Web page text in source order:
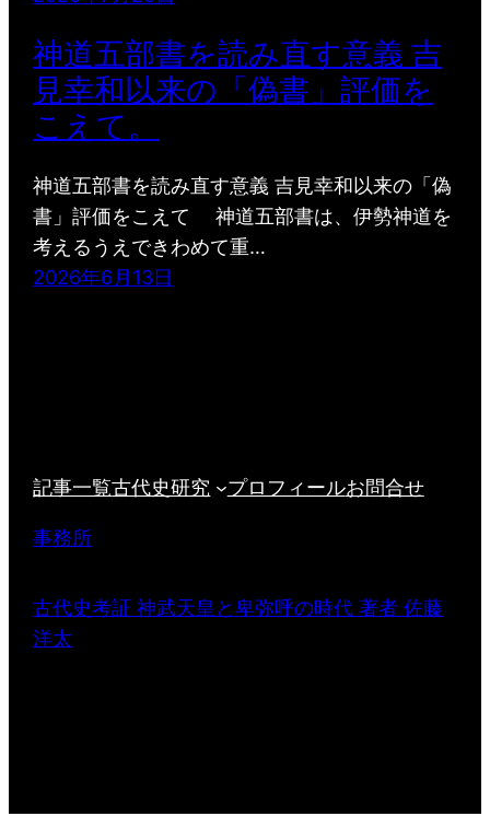
神道五部書を読み直す意義 吉
見幸和以来の「偽書」評価を
こえて。
神道五部書を読み直す意義 吉見幸和以来の「偽
書」評価をこえて 神道五部書は、伊勢神道を
考えるうえできわめて重…
2026年6月13日
記事一覧古代史研究 プロフィールお問合せ
事務所
古代史考証 神武天皇と卑弥呼の時代 著者 佐藤
洋太